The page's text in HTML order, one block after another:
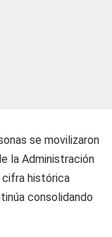
se movilizaron
la Administración
cifra histórica
consolidando